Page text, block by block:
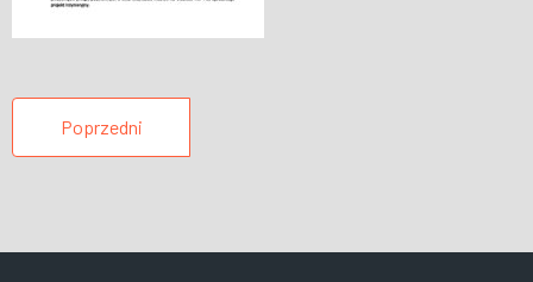
Poprzedni